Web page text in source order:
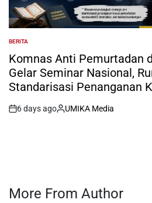
POSTED
IN
BERITA
Komnas Anti Pemurtadan
Gelar Seminar Nasional,
Standarisasi Penanganan
on
6 days ago
Posted
UMIKA Media
More From Author